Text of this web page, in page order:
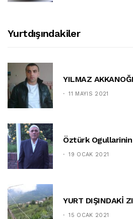
Yurtdışındakiler
YILMAZ
11 MAYIS 2021
Öztürk
19 OCAK 2021
YURT DIŞINDAKİ
15 OCAK 2021